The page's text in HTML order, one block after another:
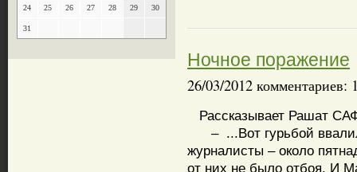
24 25 26 27 28 29 30
31
Ночное поражение
26/03/2012 комментариев:
Рассказывает Рашат
– ...Вот гурьбой
журналисты – около
от них не было отбоя. И